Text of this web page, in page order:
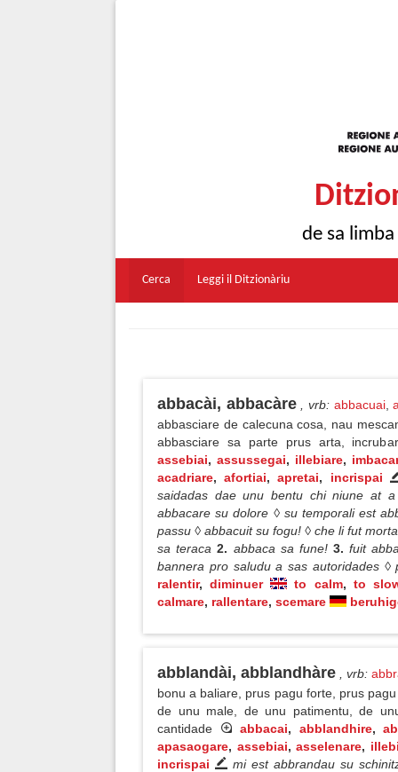
de sa
Cerca Leggi il Ditzionàriu
abbacài, abbacàre , vrb: abbacuai,
abbasciare de calecuna cosa, nau
abbasciare sa parte prus arta,
assebiai, assussegai, illebiare,
acadriare,afortiai,apretai, incrispai
saidadas dae unu bentu chi niune at
abbacare su dolore ◊ su temporali est
passu ◊ abbacuit su fogu! ◊ che li fut
sa teraca2. abbaca sa fune!3.fuit
bannera pro saludu a sas autoridades
ralentir, diminuer to calm, to
calmare, rallentare, scemare
abblandài, abblandhàre , vrb:
bonu a baliare, prus pagu forte, prus
de unu male, de unu patimentu, de
cantidade
abbacai, abblandhire,
apasaogare, assebiai, asselenare,
incrispai
mi est abbrandau su